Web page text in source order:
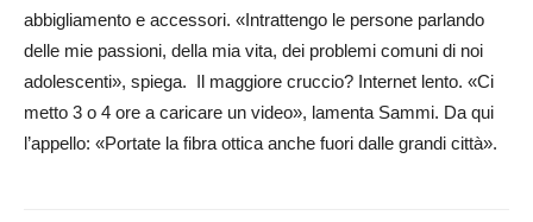
abbigliamento e accessori. «Intrattengo le persone parlando
delle mie passioni, della mia vita, dei problemi comuni di noi
adolescenti», spiega. Il maggiore cruccio? Internet lento. «Ci
metto 3 o 4 ore a caricare un video», lamenta Sammi. Da qui
l’appello: «Portate la fibra ottica anche fuori dalle grandi città».